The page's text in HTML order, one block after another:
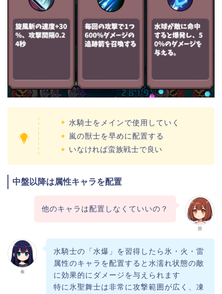
水騎士をメインで使用していく
嵐の獣士を早めに配置する
いなければ蛮族戦士で良い
中盤以降は属性キャラを配置
茜
他のキャラは配置しなくていいの？
奏
水騎士の「水爆」を習得したら氷・火・雷
属性のキャラを配置すると水濡れ状態の敵
に効果的にダメージを与えられます
特に氷聖舞士は非常に攻撃範囲が広く、凍